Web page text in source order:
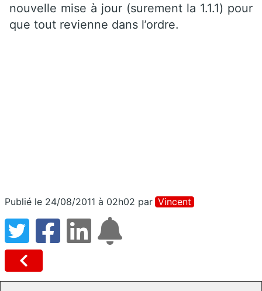
nouvelle mise à jour (surement la 1.1.1) pour
que tout revienne dans l’ordre.
Publié le 24/08/2011 à 02h02 par Vincent